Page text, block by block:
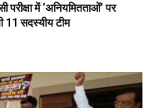
में ‘अनियमितताओं’ पर
11 सदस्यीय टीम